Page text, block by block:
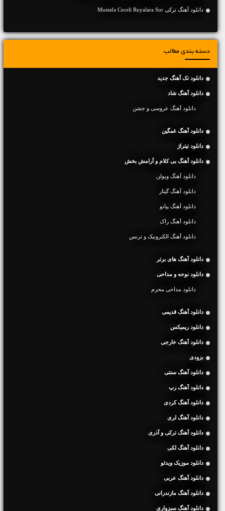
دانلود آهنگ ترکی Mustafa Ceceli Ruyalara Sor
دسته بندی مطالب
دانلود تک آهنگ جدید
دانلود آهنگ شاد
دانلود آهنگ عروسی و جشن
دانلود آهنگ غمگین
دانلود تیتراژ
دانلود آهنگ بی کلام و آرامش بخش
دانلود آهنگ ویولن
دانلود آهنگ گیتار
دانلود آهنگ پیانو
دانلود آهنگ راک
دانلود آهنگ الکترونیک و ترنس
دانلود آهنگ های برتر
دانلود نوحه و مداحی
دانلود مداحی محرم
دانلود آهنگ قدیمی
دانلود ریمیکس
دانلود آهنگ خارجی
بزودی
دانلود آهنگ سنتی
دانلود آهنگ رپ
دانلود آهنگ کردی
دانلود آهنگ لری
دانلود آهنگ ترکی و آذری
دانلود آهنگ لکی
دانلود موزیک ویدئو
دانلود آهنگ عربی
دانلود آهنگ مازندرانی
دانلود آهنگ سبزواری